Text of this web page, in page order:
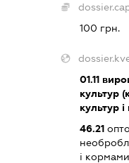
100 грн.
01.11
культур
культур
46.21
і